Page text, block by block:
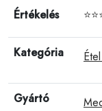
Értékelés
Kategória
Gyártó